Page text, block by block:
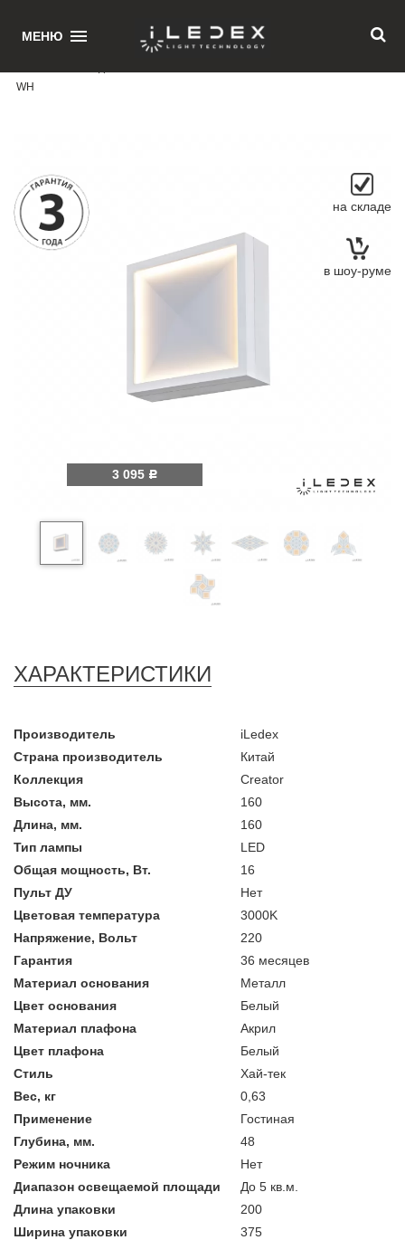
МЕНЮ
WH
на складе
в шоу-руме
3 095 Р
ХАРАКТЕРИСТИКИ
Производитель
iLedex
Страна производитель
Китай
Коллекция
Creator
Высота, мм.
160
Длина, мм.
160
Тип лампы
LED
Общая мощность, Вт.
16
Пульт ДУ
Нет
Цветовая температура
3000K
Напряжение, Вольт
220
Гарантия
36 месяцев
Материал основания
Металл
Цвет основания
Белый
Материал плафона
Акрил
Цвет плафона
Белый
Стиль
Хай-тек
Вес, кг
0,63
Применение
Гостиная
Глубина, мм.
48
Режим ночника
Нет
Диапазон освещаемой площади
До 5 кв.м.
Длина упаковки
200
Ширина упаковки
375